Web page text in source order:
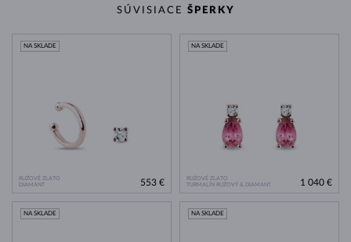
SÚVISIACE ŠPERKY
RUŽOVÉ ZLATO
DIAMANT
NA SKLADE
553 €
RUŽOVÉ ZLATO
TURMALÍN RUŽOVÝ & DIAMANT
NA SKLADE
1 040 €
NA SKLADE NA SKLADE